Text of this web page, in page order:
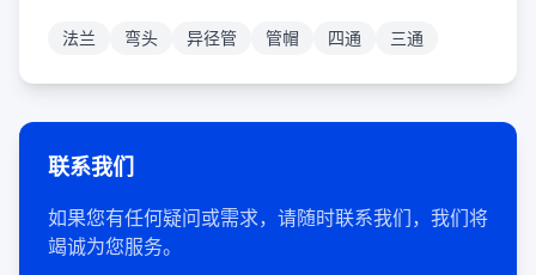
法兰 弯头 异径管 管帽 四通 三通
联系我们
如果您有任何疑问或需求，请随时联系我们，我们将
竭诚为您服务。